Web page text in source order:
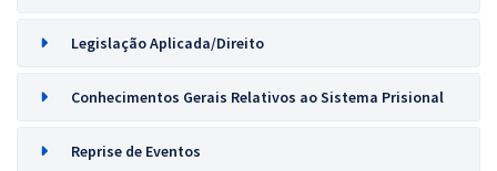
Legislação Aplicada/Direito
Conhecimentos Gerais Relativos ao Sistema Prisional
Reprise de Eventos